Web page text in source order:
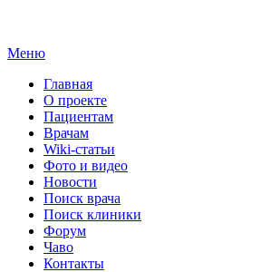
Меню
Главная
О проекте
Пациентам
Врачам
Wiki-статьи
Фото и видео
Новости
Поиск врача
Поиск клиники
Форум
Чаво
Контакты